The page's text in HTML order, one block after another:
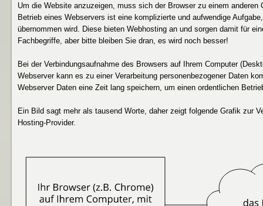
Um die Website anzuzeigen, muss sich der Browser zu einem
Betrieb eines Webservers ist eine komplizierte und aufwendige
übernommen wird. Diese bieten Webhosting an und sorgen damit für
Fachbegriffe, aber bitte bleiben Sie dran, es wird noch besser!
Bei der Verbindungsaufnahme des Browsers auf Ihrem Computer
Webserver kann es zu einer Verarbeitung personenbezogener Daten
Webserver Daten eine Zeit lang speichern, um einen ordentlichen
Ein Bild sagt mehr als tausend Worte, daher zeigt folgende Grafik zur
Hosting-Provider.